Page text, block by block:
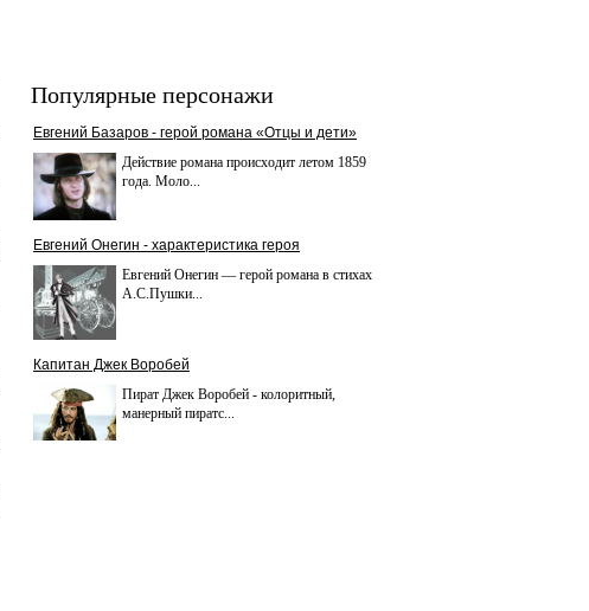
Популярные персонажи
Евгений Базаров - герой романа «Отцы и дети»
Действие романа происходит летом 1859
года. Моло...
Евгений Онегин - характеристика героя
Евгений Онегин — герой романа в стихах
А.С.Пушки...
Капитан Джек Воробей
Пират Джек Воробей - колоритный,
манерный пиратс...